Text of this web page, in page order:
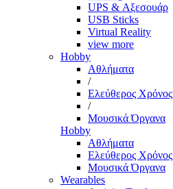
UPS & Αξεσουάρ
USB Sticks
Virtual Reality
view more
Hobby
Αθλήματα
/
Ελεύθερος Χρόνος
/
Μουσικά Όργανα
Hobby
Αθλήματα
Ελεύθερος Χρόνος
Μουσικά Όργανα
Wearables